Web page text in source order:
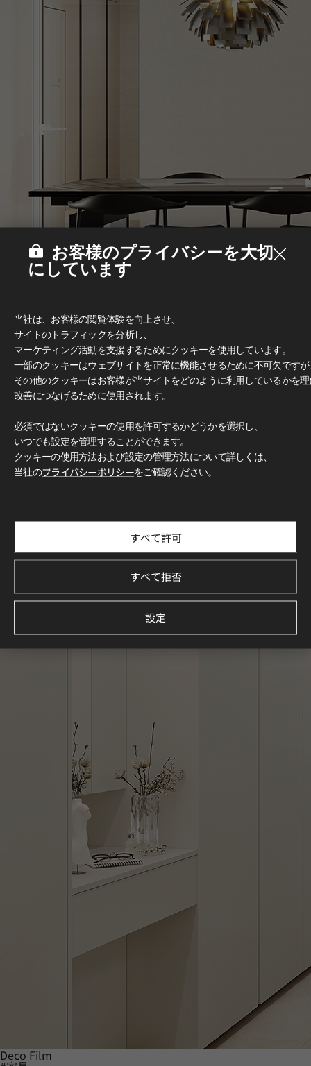
#家具
Deco Film
お客様のプライバシーを大切
にしています
当社は、お客様の閲覧体験を向上させ、
サイトのトラフィックを分析し、
マーケティング活動を支援するためにクッキーを使用しています。
一部のクッキーはウェブサイトを正常に機能させるために不可欠です
その他のクッキーはお客様が当サイトをどのように利用しているかを
改善につなげるために使用されます。
必須ではないクッキーの使用を許可するかどうかを選択し、
いつでも設定を管理することができます。
クッキーの使用方法および設定の管理方法について詳しくは、
当社のプライバシーポリシーをご確認ください。
すべて許可
すべて拒否
設定